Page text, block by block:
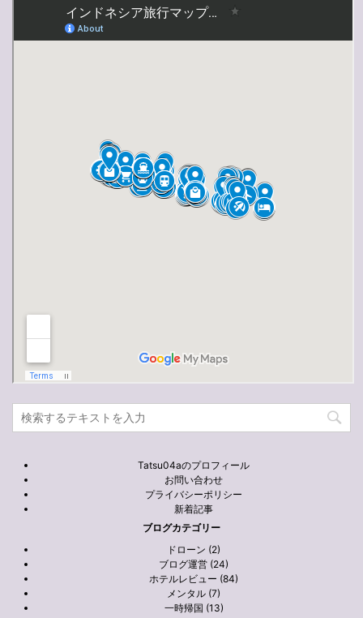
Tatsu04aのプロフィール
お問い合わせ
プライバシーポリシー
新着記事
ブログカテゴリー
ドローン (2)
ブログ運営 (24)
ホテルレビュー (84)
メンタル (7)
一時帰国 (13)